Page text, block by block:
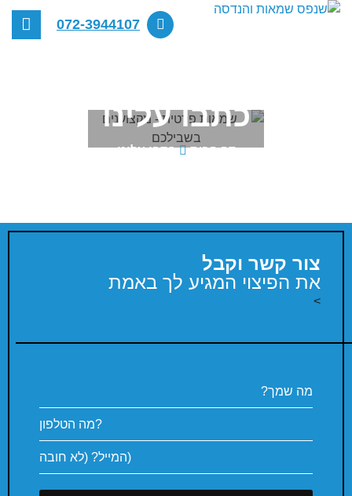
072-3944107
כתבו עלינו
דף הבית כתבו עלינו
צור קשר וקבל
את הפיצוי המגיע לך באמת
>